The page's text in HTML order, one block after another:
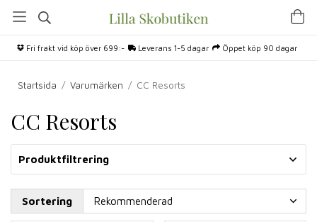
Fri frakt vid köp över 699:- Leverans 1-5 dagar Öppet köp 90 dagar
Startsida / Varumärken / CC Resorts
CC Resorts
Produktfiltrering
Sortering